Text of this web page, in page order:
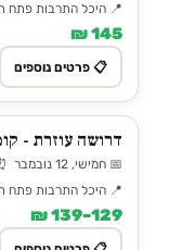
📍 היכל התרבות פתח
145 ₪
📋 פרטים נוספים
דרושה עוזרת -
📅 חמישי, 12 נובמבר ⏰ 20:30
📍 היכל התרבות פתח
129–139 ₪